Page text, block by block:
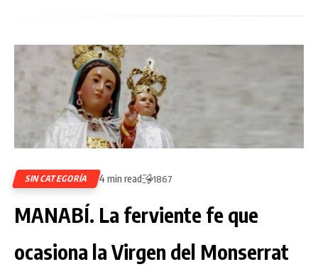
SIN CATEGORÍA 4 min read 1867
MANABÍ. La ferviente fe que
ocasiona la Virgen del Monserrat